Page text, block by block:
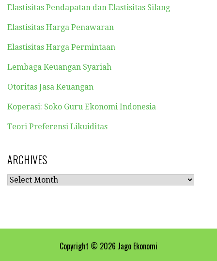
Elastisitas Pendapatan dan Elastisitas Silang
Elastisitas Harga Penawaran
Elastisitas Harga Permintaan
Lembaga Keuangan Syariah
Otoritas Jasa Keuangan
Koperasi: Soko Guru Ekonomi Indonesia
Teori Preferensi Likuiditas
ARCHIVES
ARCHIVES
Copyright © 2026 Jago Ekonomi